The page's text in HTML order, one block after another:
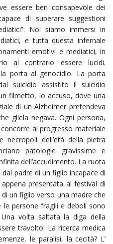
essere ben consapevole dei
di superare suggestioni
Noi siamo immersi in
e tutta questa infernale
emotivi e mediatici, in
al contrario essere lucidi.
porta al genocidio. La porta
suicidio assistito il suicidio
filmetto, Io accuso, dove una
di un Alzheimer pretendeva
gliela negava. Ogni persona,
al progresso materiale
necropoli dell’età della pietra
patologie gravissime e
dell’accudimento. La ruota
padre di un figlio incapace di
presentata al festival di
un figlio verso una madre che
le persone fragili e deboli sono
volta saltata la diga della
travolto. La ricerca medica
le paralisi, la cecità? L’